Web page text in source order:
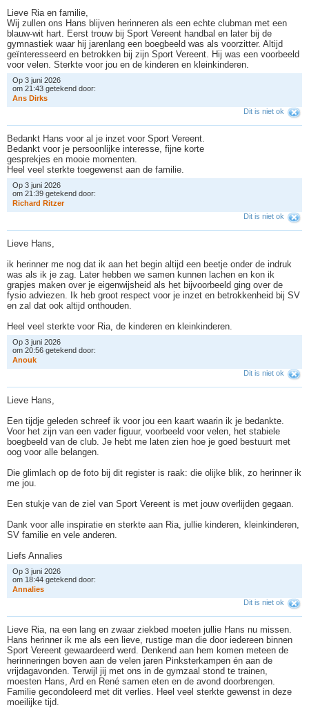
Lieve Ria en familie,
Wij zullen ons Hans blijven herinneren als een echte clubman met een
blauw-wit hart. Eerst trouw bij Sport Vereent handbal en later bij de
gymnastiek waar hij jarenlang een boegbeeld was als voorzitter. Altijd
geïnteresseerd en betrokken bij zijn Sport Vereent. Hij was een voorbeeld
voor velen. Sterkte voor jou en de kinderen en kleinkinderen.
Op 3 juni 2026
om 21:43 getekend door:
Ans Dirks
Dit is niet ok
Bedankt Hans voor al je inzet voor Sport Vereent.
Bedankt voor je persoonlijke interesse, fijne korte
gesprekjes en mooie momenten.
Heel veel sterkte toegewenst aan de familie.
Op 3 juni 2026
om 21:39 getekend door:
Richard Ritzer
Dit is niet ok
Lieve Hans,
ik herinner me nog dat ik aan het begin altijd een beetje onder de indruk
was als ik je zag. Later hebben we samen kunnen lachen en kon ik
grapjes maken over je eigenwijsheid als het bijvoorbeeld ging over de
fysio adviezen. Ik heb groot respect voor je inzet en betrokkenheid bij SV
en zal dat ook altijd onthouden.
Heel veel sterkte voor Ria, de kinderen en kleinkinderen.
Op 3 juni 2026
om 20:56 getekend door:
Anou k
Dit is niet ok
Lieve Hans,
Een tijdje geleden schreef ik voor jou een kaart waarin ik je bedankte.
Voor het zijn van een vader figuur, voorbeeld voor velen, het stabiele
boegbeeld van de club. Je hebt me laten zien hoe je goed bestuurt met
oog voor alle belangen.
Die glimlach op de foto bij dit register is raak: die olijke blik, zo herinner ik
me jou.
Een stukje van de ziel van Sport Vereent is met jouw overlijden gegaan.
Dank voor alle inspiratie en sterkte aan Ria, jullie kinderen, kleinkinderen,
SV familie en vele anderen.
Liefs Annalies
Op 3 juni 2026
om 18:44 getekend door:
Annalies
Dit is niet ok
Lieve Ria, na een lang en zwaar ziekbed moeten jullie Hans nu missen.
Hans herinner ik me als een lieve, rustige man die door iedereen binnen
Sport Vereent gewaardeerd werd. Denkend aan hem komen meteen de
herinneringen boven aan de velen jaren Pinksterkampen én aan de
vrijdagavonden. Terwijl jij met ons in de gymzaal stond te trainen,
moesten Hans, Ard en René samen eten en de avond doorbrengen.
Familie gecondoleerd met dit verlies. Heel veel sterkte gewenst in deze
moeilijke tijd.